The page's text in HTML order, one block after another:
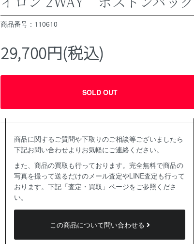
商品番号：110610
29,700円(税込)
SOLD OUT
商品に関するご質問や下取りのご相談等ございましたら
下記お問い合わせよりお気軽にご連絡ください。
また、商品の買取も行っております。完全無料で商品の
写真を撮って送るだけのメール査定やLINE査定も行って
おります。下記「査定・買取」ページをご参照くださ
い。
この商品について問い合わせる